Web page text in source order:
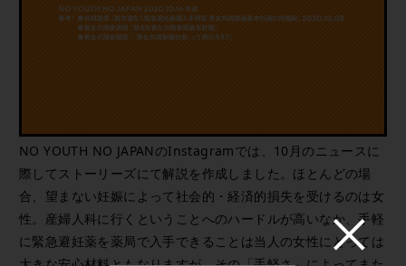
NO YOUTH NO JAPANのInstagramでは、10月のニュースに
際してストーリーズにて解説を作成しました。ほとんどの場
合、望まない妊娠によって社会的・経済的損失を受けるのは女
性。産婦人科に行くということへのハードルが高いなか、手軽
に緊急避妊薬を薬局で入手できることは当人の女性にとっては